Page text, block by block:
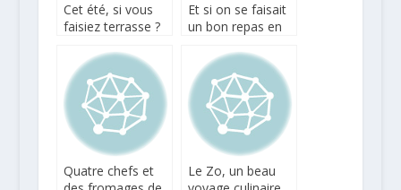
Cet été, si vous
faisiez terrasse ?
Et si on se faisait
un bon repas en
Lapin à Suresnes ?
Quatre chefs et
Le Zo, un beau